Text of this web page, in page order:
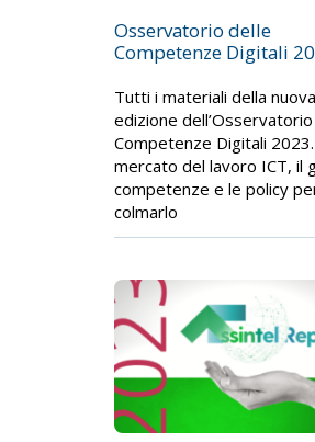
Osservatorio delle
Competenze Digitali
Tutti i materiali della nuova
edizione
Competenze Digitali
mercato del lavoro ICT, il
competenze e le policy
colmarlo